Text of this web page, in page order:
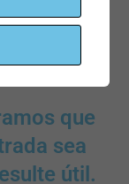
que
sea
útil.